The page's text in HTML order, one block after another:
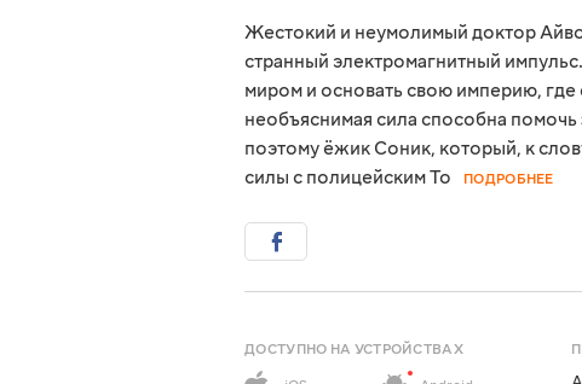
Жестокий и неумолимый доктор
странный электромагнитный
миром и основать свою империю, где
необъяснимая сила способна
поэтому ёжик Соник, который, к
силы с полицейским То
ПОДРОБНЕЕ
ДОСТУПНО НА УСТРОЙСТВАХ